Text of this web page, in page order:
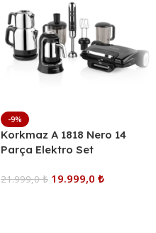
-9%
Korkmaz A 1818 Nero 14
Parça Elektro Set
21.999,0₺ 19.999,0 ₺